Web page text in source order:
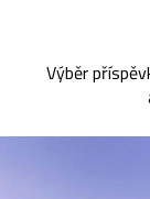
Výběr